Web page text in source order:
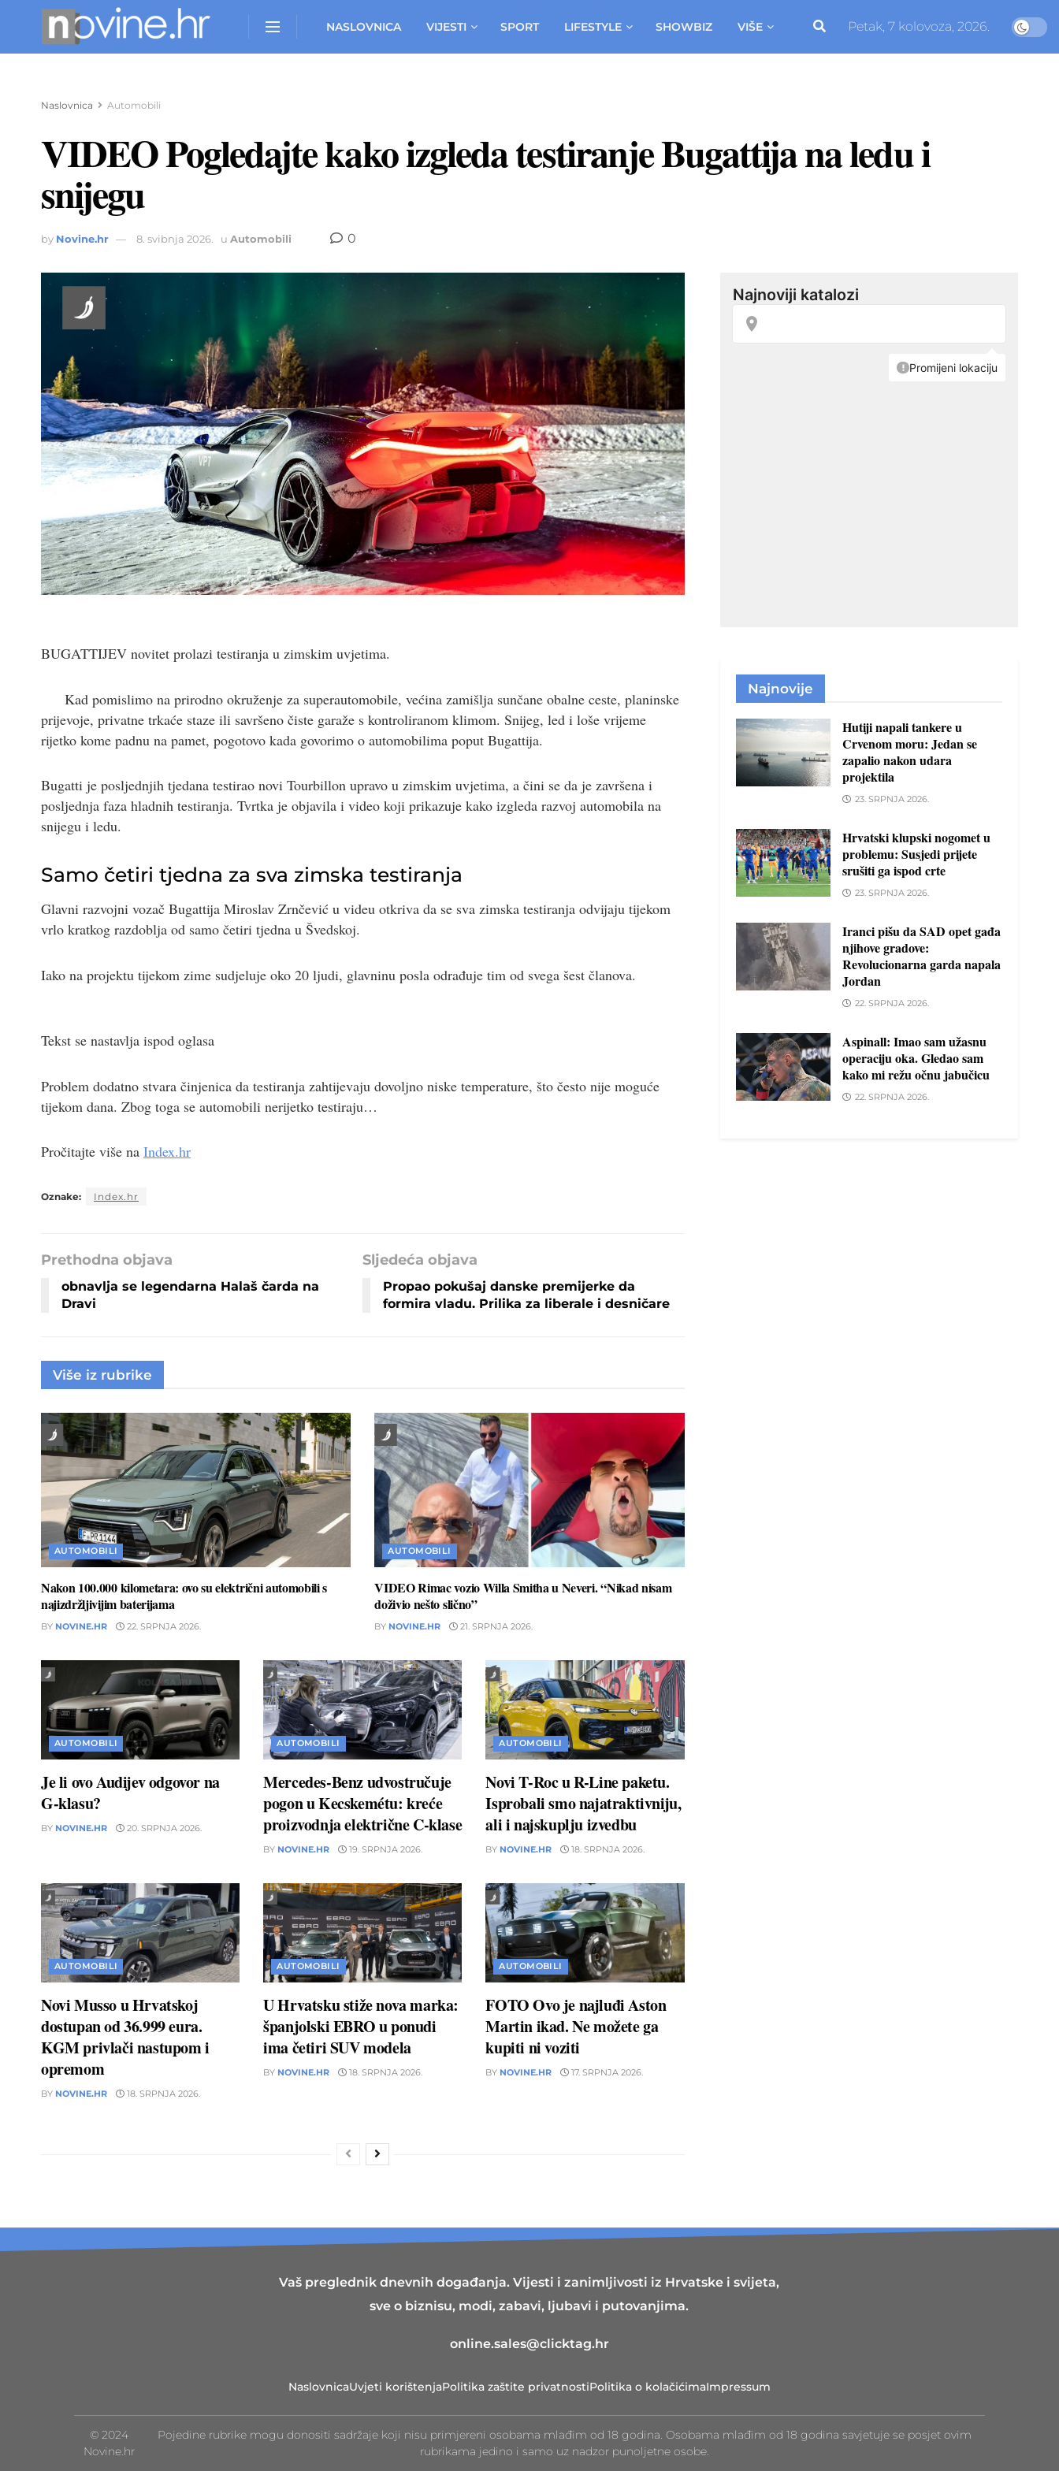
NASLOVNICA VIJESTI SPORT LIFESTYLE SHOWBIZ VIŠE Petak, 7 kolovoza, 2026.
Naslovnica Automobili
VIDEO Pogledajte kako izgleda testiranje Bugattija na ledu i
snijegu
by Novine.hr 8. svibnja 2026. u Automobili 0
BUGATTIJEV novitet prolazi testiranja u zimskim uvjetima.
Kad pomislimo na prirodno okruženje za superautomobile, većina zamišlja sunčane obalne ceste, planinske
prijevoje, privatne trkaće staze ili savršeno čiste garaže s kontroliranom klimom. Snijeg, led i loše vrijeme
rijetko kome padnu na pamet, pogotovo kada govorimo o automobilima poput Bugattija.
Bugatti je posljednjih tjedana testirao novi Tourbillon upravo u zimskim uvjetima, a čini se da je završena i
posljednja faza hladnih testiranja. Tvrtka je objavila i video koji prikazuje kako izgleda razvoj automobila na
snijegu i ledu.
Samo četiri tjedna za sva zimska testiranja
Glavni razvojni vozač Bugattija Miroslav Zrnčević u videu otkriva da se sva zimska testiranja odvijaju tijekom
vrlo kratkog razdoblja od samo četiri tjedna u Švedskoj.
Iako na projektu tijekom zime sudjeluje oko 20 ljudi, glavninu posla odrađuje tim od svega šest članova.
Tekst se nastavlja ispod oglasa
Problem dodatno stvara činjenica da testiranja zahtijevaju dovoljno niske temperature, što često nije moguće
tijekom dana. Zbog toga se automobili nerijetko testiraju…
Pročitajte više na Index.hr
Oznake: Index.hr
Prethodna objava
obnavlja se legendarna Halaš čarda na
Dravi
Sljedeća objava
Propao pokušaj danske premijerke da
formira vladu. Prilika za liberale i desničare
Više iz rubrike
AUTOMOBILI
Nakon 100.000 kilometara: ovo su električni automobili s
najizdržljivijim baterijama
BY NOVINE.HR 22. SRPNJA 2026.
AUTOMOBILI
VIDEO Rimac vozio Willa Smitha u Neveri. “Nikad nisam
doživio nešto slično”
BY NOVINE.HR 21. SRPNJA 2026.
AUTOMOBILI
Je li ovo Audijev odgovor na
G-klasu?
BY NOVINE.HR 20. SRPNJA 2026.
AUTOMOBILI
Mercedes-Benz udvostručuje
pogon u Kecskemétu: kreće
proizvodnja električne C-klase
BY NOVINE.HR 19. SRPNJA 2026.
AUTOMOBILI
Novi T-Roc u R-Line paketu.
Isprobali smo najatraktivniju,
ali i najskuplju izvedbu
BY NOVINE.HR 18. SRPNJA 2026.
AUTOMOBILI
Novi Musso u Hrvatskoj
dostupan od 36.999 eura.
KGM privlači nastupom i
opremom
BY NOVINE.HR 18. SRPNJA 2026.
AUTOMOBILI
U Hrvatsku stiže nova marka:
španjolski EBRO u ponudi
ima četiri SUV modela
BY NOVINE.HR 18. SRPNJA 2026.
AUTOMOBILI
FOTO Ovo je najluđi Aston
Martin ikad. Ne možete ga
kupiti ni voziti
BY NOVINE.HR 17. SRPNJA 2026.
Najnovije
Hutiji napali tankere u
Crvenom moru: Jedan se
zapalio nakon udara
projektila
23. SRPNJA 2026.
Hrvatski klupski nogomet u
problemu: Susjedi prijete
srušiti ga ispod crte
23. SRPNJA 2026.
Iranci pišu da SAD opet gađa
njihove gradove:
Revolucionarna garda napala
Jordan
22. SRPNJA 2026.
Aspinall: Imao sam užasnu
operaciju oka. Gledao sam
kako mi režu očnu jabučicu
22. SRPNJA 2026.
Vaš preglednik dnevnih događanja. Vijesti i zanimljivosti iz Hrvatske i svijeta,
sve o biznisu, modi, zabavi, ljubavi i putovanjima.
online.sales@clicktag.hr
NaslovnicaUvjeti korištenjaPolitika zaštite privatnostiPolitika o kolačićimaImpressum
© 2024
Novine.hr
Pojedine rubrike mogu donositi sadržaje koji nisu primjereni osobama mlađim od 18 godina. Osobama mlađim od 18 godina savjetuje se posjet ovim
rubrikama jedino i samo uz nadzor punoljetne osobe.